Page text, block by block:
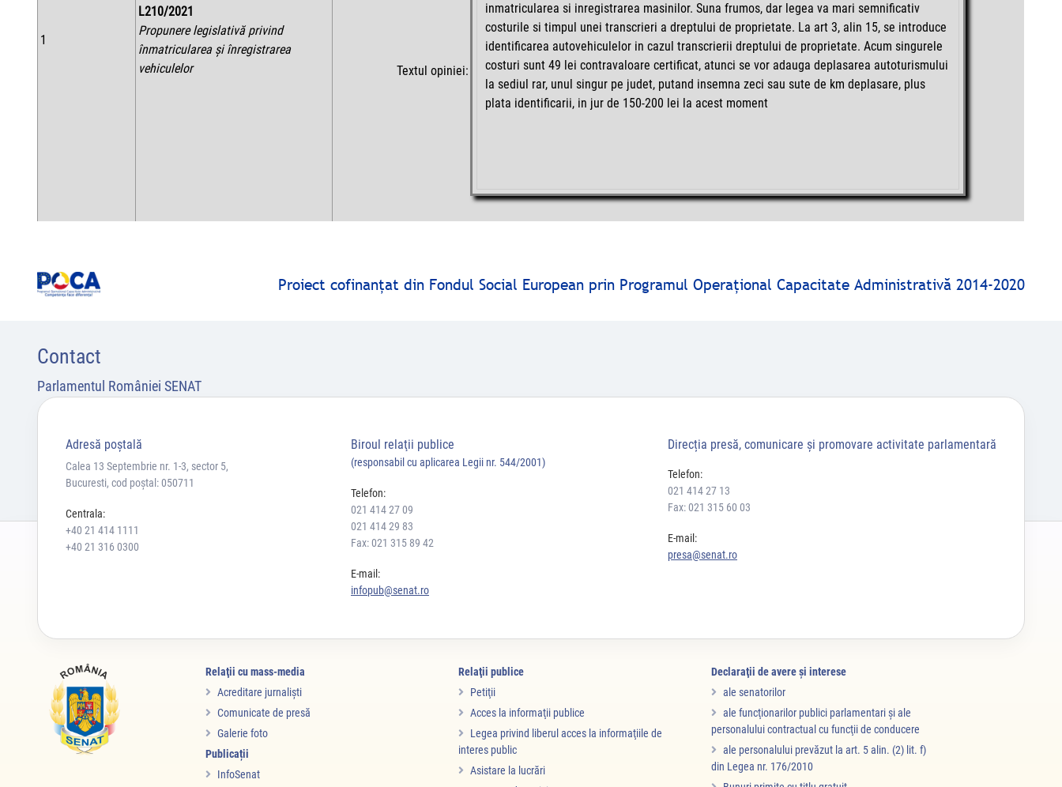
1
L210/2021
Propunere legislativă privind
înmatricularea şi înregistrarea
vehiculelor
Textul opiniei:
inmatricularea si inregistrarea masinilor. Suna frumos, dar legea va mari semnificativ
costurile si timpul unei transcrieri a dreptului de proprietate. La art 3, alin 15, se introduce
identificarea autovehiculelor in cazul transcrierii dreptului de proprietate. Acum singurele
costuri sunt 49 lei contravaloare certificat, atunci se vor adauga deplasarea autoturismului
la sediul rar, unul singur pe judet, putand insemna zeci sau sute de km deplasare, plus
plata identificarii, in jur de 150-200 lei la acest moment
Proiect cofinanţat din Fondul Social European prin Programul Operaţional Capacitate Administrativă 2014-2020
Contact
Parlamentul României SENAT
Adresă poştală
Calea 13 Septembrie nr. 1-3, sector 5,
Bucuresti, cod poștal: 050711
Centrala:
+40 21 414 1111
+40 21 316 0300
Biroul relaţii publice
(responsabil cu aplicarea Legii nr. 544/2001)
Telefon:
021 414 27 09
021 414 29 83
Fax: 021 315 89 42
E-mail:
infopub@senat.ro
Direcția presă, comunicare și promovare activitate parlamentară
Telefon:
021 414 27 13
Fax: 021 315 60 03
E-mail:
presa@senat.ro
Relaţii cu mass-media
Acreditare jurnalişti
Comunicate de presă
Galerie foto
Publicații
InfoSenat
Relaţii publice
Petiţii
Acces la informaţii publice
Legea privind liberul acces la informaţiile de
interes public
Asistare la lucrări
Declaraţii de avere şi interese
ale senatorilor
ale funcţionarilor publici parlamentari şi ale
personalului contractual cu funcţii de conducere
ale personalului prevăzut la art. 5 alin. (2) lit. f)
din Legea nr. 176/2010